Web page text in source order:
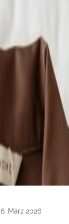
6. März 2026